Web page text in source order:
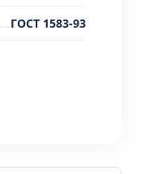
ГОСТ 1583-93